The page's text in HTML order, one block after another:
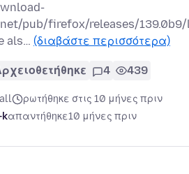
pub/firefox/releases/
als… (διαβάστε περισσότερα)
4 439
ρωτήθηκε στις 10 μήνες πριν
kαπαντήθηκε10 μήνες πριν